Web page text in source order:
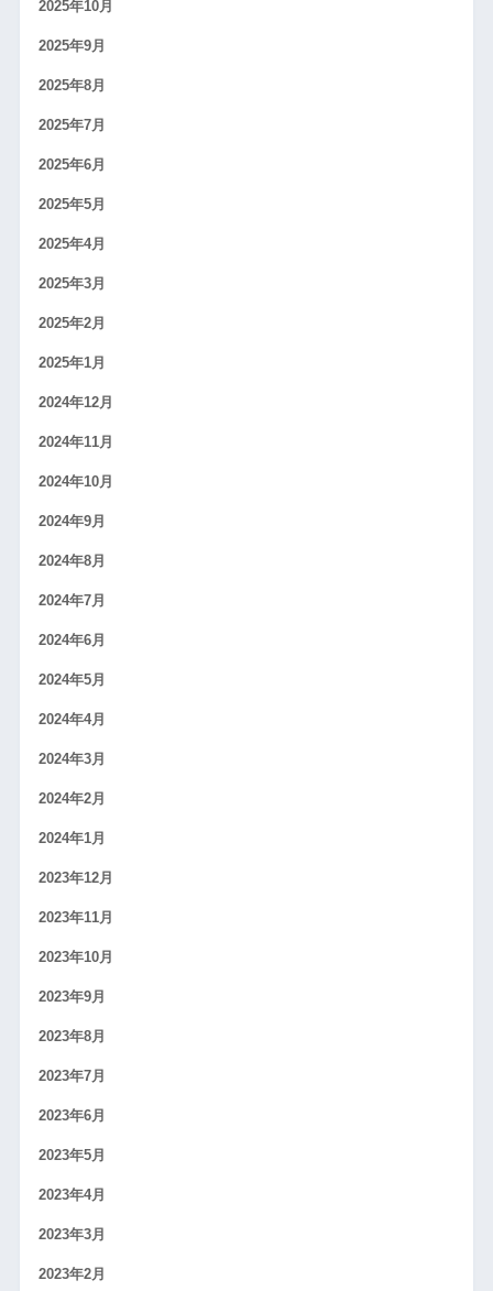
2025年10月
2025年9月
2025年8月
2025年7月
2025年6月
2025年5月
2025年4月
2025年3月
2025年2月
2025年1月
2024年12月
2024年11月
2024年10月
2024年9月
2024年8月
2024年7月
2024年6月
2024年5月
2024年4月
2024年3月
2024年2月
2024年1月
2023年12月
2023年11月
2023年10月
2023年9月
2023年8月
2023年7月
2023年6月
2023年5月
2023年4月
2023年3月
2023年2月